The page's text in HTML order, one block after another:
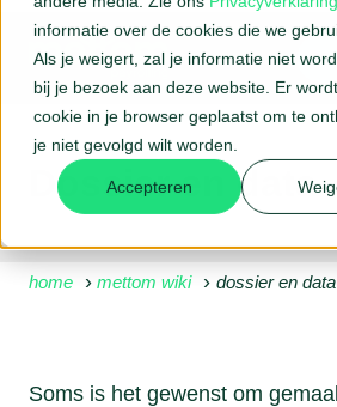
informatie over de cookies die we
Als je weigert, zal je informatie niet
bij je bezoek aan deze website. Er
cookie in je browser geplaatst om te
je niet gevolgd wilt worden.
Accepteren
Dossier en data
home mettom wiki dossier en data
Soms is het gewenst om